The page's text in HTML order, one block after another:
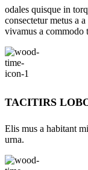
odales quisque in
consectetur metus a
vivamus a commodo
TACITIRS
Elis mus a habitant
urna.